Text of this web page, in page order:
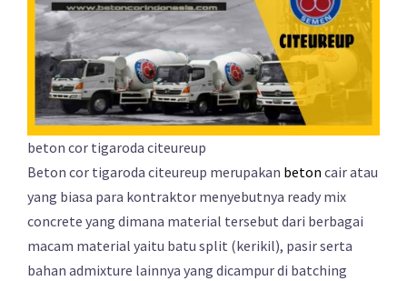
beton cor tigaroda citeureup
Beton cor tigaroda citeureup merupakan beton cair atau
yang biasa para kontraktor menyebutnya ready mix
concrete yang dimana material tersebut dari berbagai
macam material yaitu batu split (kerikil), pasir serta
bahan admixture lainnya yang dicampur di batching